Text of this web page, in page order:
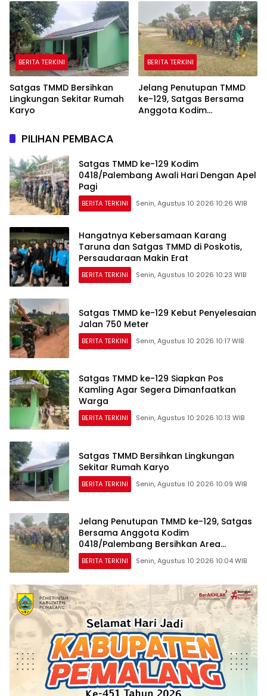
BERITA TERKINI
Satgas TMMD Bersihkan
Lingkungan Sekitar Rumah
Karyo
BERITA TERKINI
Jelang Penutupan TMMD
ke-129, Satgas Bersama
Anggota Kodim
PILIHAN PEMBACA
Satgas TMMD ke-129 Kodim
0418/Palembang Awali Hari Dengan Apel
Pagi
BERITA TERKINI Senin, Agustus 10 2026 10:26 WIB
Hangatnya Kebersamaan Karang
Taruna dan Satgas TMMD di Poskotis,
Persaudaraan Makin Erat
BERITA TERKINI Senin, Agustus 10 2026 10:23 WIB
Satgas TMMD ke-129 Kebut Penyelesaian
Jalan 750 Meter
BERITA TERKINI Senin, Agustus 10 2026 10:17 WIB
Satgas TMMD ke-129 Siapkan Pos
Kamling Agar Segera Dimanfaatkan
Warga
BERITA TERKINI Senin, Agustus 10 2026 10:13 WIB
Satgas TMMD Bersihkan Lingkungan
Sekitar Rumah Karyo
BERITA TERKINI Senin, Agustus 10 2026 10:09 WIB
Jelang Penutupan TMMD ke-129, Satgas
Bersama Anggota Kodim
0418/Palembang Bersihkan Area
Kegiatan
BERITA TERKINI Senin, Agustus 10 2026 10:04 WIB